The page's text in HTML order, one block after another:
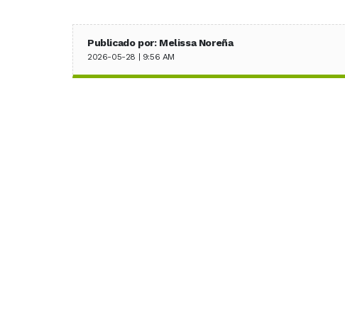
Publicado por: Melissa Noreña
2026-05-28 | 9:56 AM